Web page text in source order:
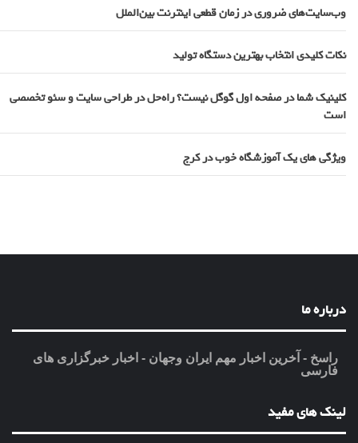
وب‌سایت‌های ضروری در زمان قطعی اینترنت بین‌الملل
نکات کلیدی انتخاب بهترین دستگاه تولید
کلینیک شما در صفحه اول گوگل نیست؟ راه‌حل در طراحی سایت و سئو تخصصی
است
ویژگی های یک آموزشگاه خوب در کرج
درباره ما
راسخ - آخرین اخبار مهم ایران وجهان - اخبار خبرگزاری های
فارسی
لینک های مفید